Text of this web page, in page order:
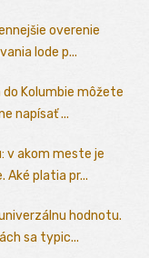
overenie
lode p...
do Kolumbie môžete
napísať ...
v akom meste je
Aké platia pr...
hodnotu.
sa typic...